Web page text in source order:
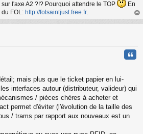
l'axe A2 ?!? Pourquoi attendre le TOP
En
FOL: http://folsaintjust.free.fr.
au
mais plus que le ticket papier en lui-
interfaces autour (distributeur, valideur) qui
/ pièces chères à acheter et
permet d'éviter (l'évolution de la taille des
/ trams par rapport aux nouveaux est un